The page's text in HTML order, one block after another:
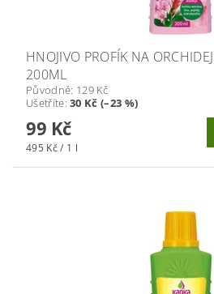
HNOJIVO PROFÍK NA
200ML
Původně: 129 Kč
Ušetříte:30 Kč (–23 %)
99 Kč
495 Kč / 1 l